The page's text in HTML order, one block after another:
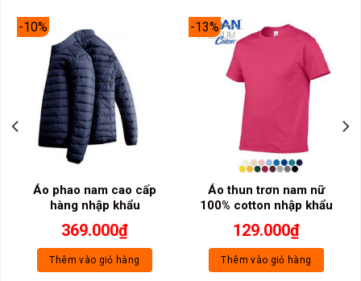
-10%
Áo phao nam cao cấp
hàng nhập khẩu
369.000₫
Thêm vào giỏ hàng
-13%
Áo thun trơn nam nữ
100% cotton nhập khẩu
129.000₫
Thêm vào giỏ hàng